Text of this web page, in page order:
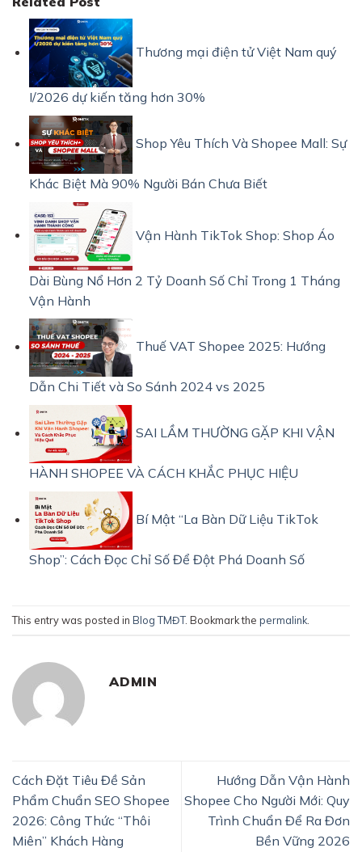
Thương mại điện tử Việt Nam quý
I/2026 dự kiến tăng hơn 30%
Shop Yêu Thích Và Shopee Mall: Sự
Khác Biệt Mà 90% Người Bán Chưa Biết
Vận Hành TikTok Shop: Shop Áo
Dài Bùng Nổ Hơn 2 Tỷ Doanh Số Chỉ Trong 1 Tháng
Vận Hành
Thuế VAT Shopee 2025: Hướng
Dẫn Chi Tiết và So Sánh 2024 vs 2025
SAI LẦM THƯỜNG GẶP KHI VẬN
HÀNH SHOPEE VÀ CÁCH KHẮC PHỤC HIỆU
Bí Mật “La Bàn Dữ Liệu TikTok
Shop”: Cách Đọc Chỉ Số Để Đột Phá Doanh Số
This entry was posted in Blog TMĐT. Bookmark the permalink
ADMIN
Cách Đặt Tiêu Đề Sản
Phẩm Chuẩn SEO Shopee
2026: Công Thức “Thôi
Miên” Khách Hàng
Hướng Dẫn Vận Hành
Shopee Cho Người Mới: Quy
Trình Chuẩn Để Ra Đơn
Bền Vững 2026